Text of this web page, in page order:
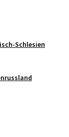
Schlesien